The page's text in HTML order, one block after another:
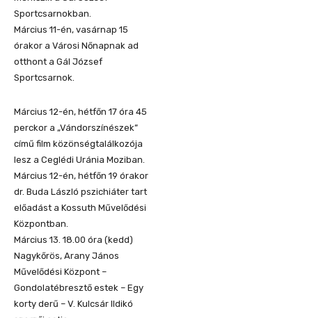
Sportcsarnokban.
Március 11-én, vasárnap 15
órakor a Városi Nőnapnak ad
otthont a Gál József
Sportcsarnok.
Március 12-én, hétfőn 17 óra 45
perckor a „Vándorszínészek”
című film közönségtalálkozója
lesz a Ceglédi Uránia Moziban.
Március 12-én, hétfőn 19 órakor
dr. Buda László pszichiáter tart
előadást a Kossuth Művelődési
Központban.
Március 13. 18.00 óra (kedd)
Nagykőrös, Arany János
Művelődési Központ –
Gondolatébresztő estek – Egy
korty derű – V. Kulcsár Ildikó